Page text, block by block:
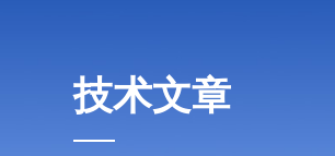
技术文章